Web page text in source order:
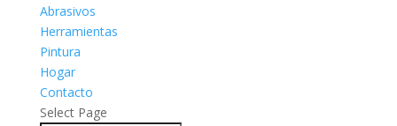
Abrasivos
Herramientas
Pintura
Hogar
Contacto
Select Page